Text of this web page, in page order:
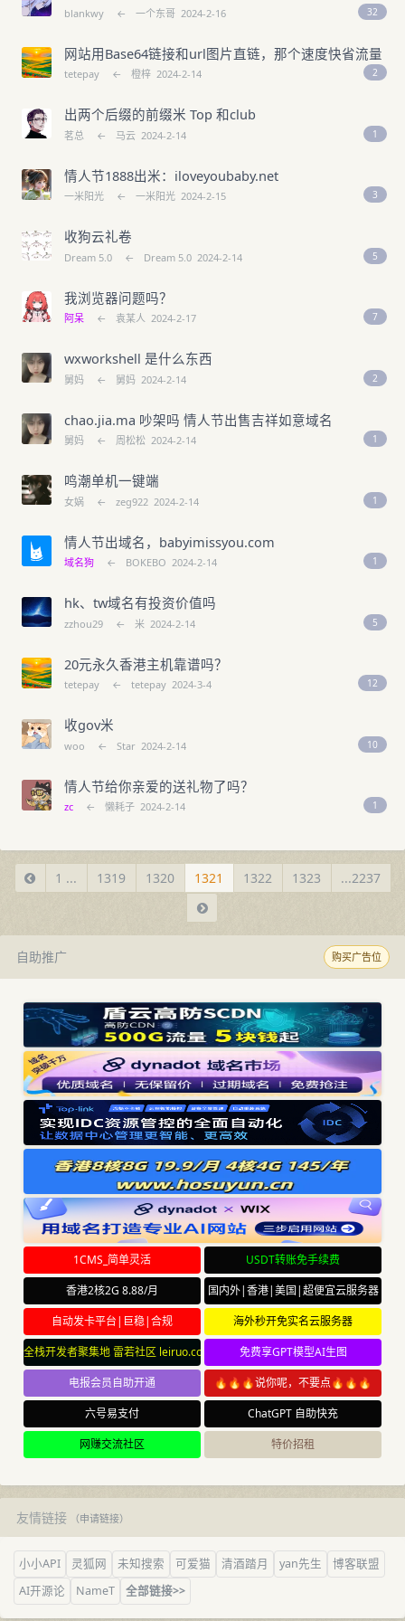
blankwy ← 一个东哥 2024-2-16 32
网站用Base64链接和url图片直链，那个速度快省流量
tetepay ← 橙梓 2024-2-14 2
出两个后缀的前缀米 Top 和club
茗总 ← 马云 2024-2-14 1
情人节1888出米：iloveyoubaby.net
一米阳光 ← 一米阳光 2024-2-15 3
收狗云礼卷
Dream 5.0 ← Dream 5.0 2024-2-14 5
我浏览器问题吗？
阿呆 ← 袁某人 2024-2-17 7
wxworkshell 是什么东西
舅妈 ← 舅妈 2024-2-14 2
chao.jia.ma 吵架吗 情人节出售吉祥如意域名
舅妈 ← 周松松 2024-2-14 1
鸣潮单机一键端
女娲 ← zeg922 2024-2-14 1
情人节出域名，babyimissyou.com
域名狗 ← BOKEBO 2024-2-14 1
hk、tw域名有投资价值吗
zzhou29 ← 米 2024-2-14 5
20元永久香港主机靠谱吗？
tetepay ← tetepay 2024-3-4 12
收gov米
woo ← Star 2024-2-14 10
情人节给你亲爱的送礼物了吗？
zc ← 懒耗子 2024-2-14 1
1 ... 1319 1320 1321 1322 1323 ...2237
自助推广 购买广告位
1CMS_简单灵活
USDT转账免手续费
香港2核2G 8.88/月
国内外|香港|美国|超便宜云服务器
自动发卡平台|巨稳|合规
海外秒开免实名云服务器
全栈开发者聚集地 雷若社区 leiruo.com
免费享GPT模型AI生图
电报会员自助开通
🔥🔥🔥说你呢，不要点🔥🔥🔥
六号易支付
ChatGPT 自助快充
网赚交流社区
特价招租
友情链接（申请链接）
小小API 灵狐网 未知搜索 可爱猫 清酒踏月 yan先生
博客联盟
AI开源论
NameT 全部链接>>